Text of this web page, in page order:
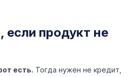
если продукт не
есть. Тогда нужен не кредит,